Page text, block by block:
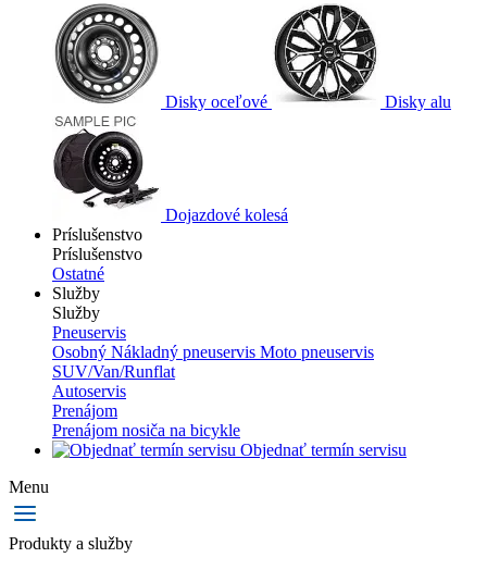
Disky oceľové Disky alu
Dojazdové kolesá
Príslušenstvo
Príslušenstvo
Ostatné
Služby
Služby
Pneuservis
Osobný Nákladný pneuservis Moto pneuservis
SUV/Van/Runflat
Autoservis
Prenájom
Prenájom nosiča na bicykle
Objednať termín servisu
Menu
Produkty a služby